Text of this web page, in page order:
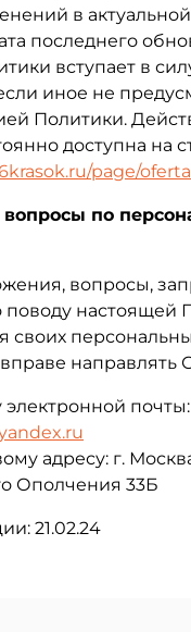
в
последнего
вступает в
иное не
Политики.
доступна на
page/oferta
вопросы по
вопросы,
настоящей
своих
направлять
электронной почты:
адресу: г.
Ополчения 33Б
21.02.24